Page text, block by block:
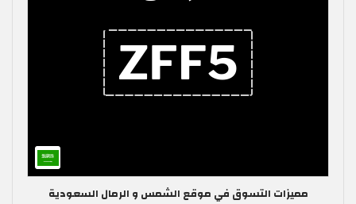
مميزات التسوق في موقع الشمس و الرمال السعودية